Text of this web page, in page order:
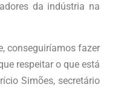
da indústria na
conseguiríamos fazer
respeitar o que está
Simões, secretário